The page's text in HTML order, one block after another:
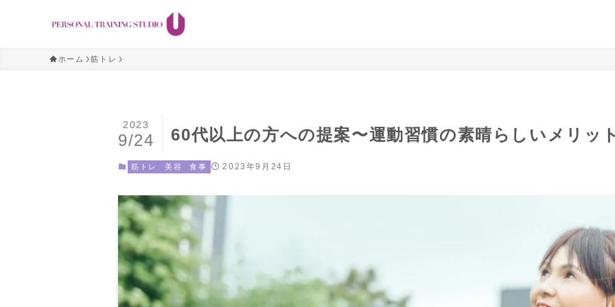
ホーム 筋トレ
60代以上の方への提案〜運動習慣の素晴らしいメリッ
2023
9/24
筋トレ 美容 食事 2023年9月24日